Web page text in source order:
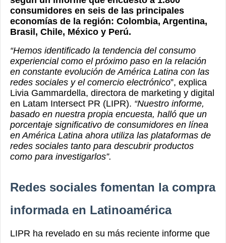
consumidores en seis de las principales
economías de la región: Colombia, Argentina,
Brasil, Chile, México y Perú.
“Hemos identificado la tendencia del consumo
experiencial como el próximo paso en la relación
en constante evolución de América Latina con las
redes sociales y el comercio electrónico”, explica
Livia Gammardella, directora de marketing y digital
en Latam Intersect PR (LIPR). “Nuestro informe,
basado en nuestra propia encuesta, halló que un
porcentaje significativo de consumidores en línea
en América Latina ahora utiliza las plataformas de
redes sociales tanto para descubrir productos
como para investigarlos”.
Redes sociales fomentan la compra
informada en Latinoamérica
LIPR ha revelado en su más reciente informe que